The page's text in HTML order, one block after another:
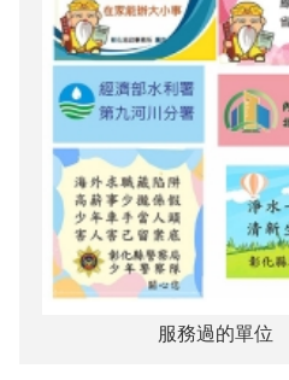
服務過的單位